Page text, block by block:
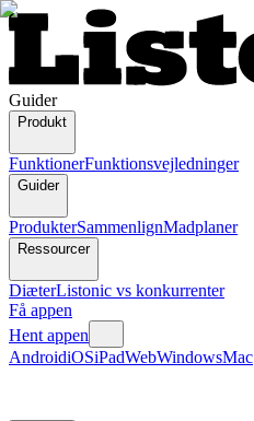
Guider
Produkt
FunktionerFunktionsvejledninger
Guider
ProdukterSammenlignMadplaner
Ressourcer
DiæterListonic vs konkurrenter
Få appen
Hent appen
AndroidiOSiPadWebWindowsMac